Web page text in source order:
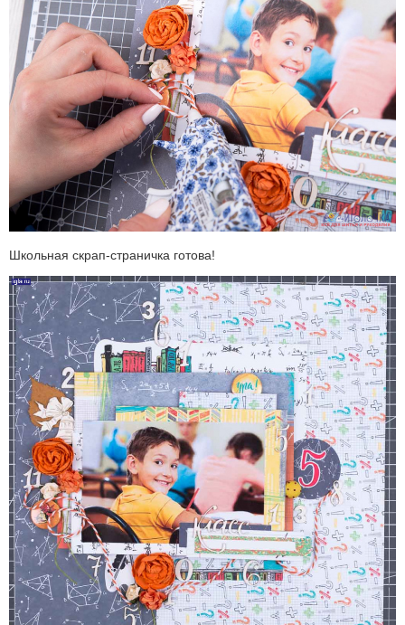
Школьная скрап-страничка готова!